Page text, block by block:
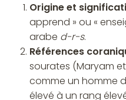
Origine et
apprend » ou «
arabe d-r-s.
Références
sourates (Maryam
comme un homme
élevé à un rang